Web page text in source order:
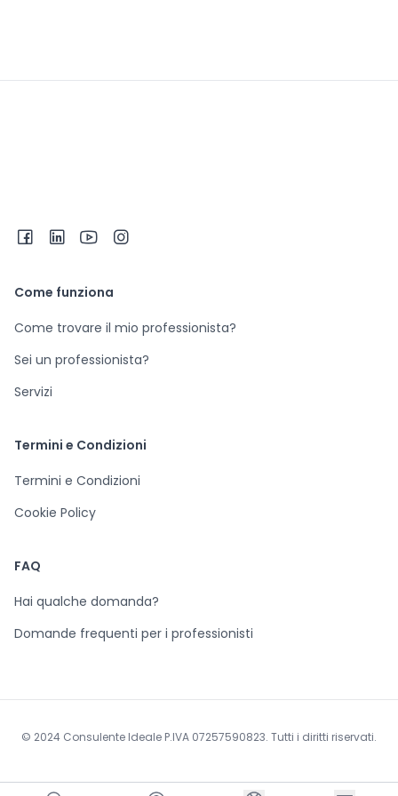
Come funziona
Come trovare il mio professionista?
Sei un professionista?
Servizi
Termini e Condizioni
Termini e Condizioni
Cookie Policy
FAQ
Hai qualche domanda?
Domande frequenti per i professionisti
© 2024 Consulente Ideale P.IVA 07257590823. Tutti i diritti riservati.